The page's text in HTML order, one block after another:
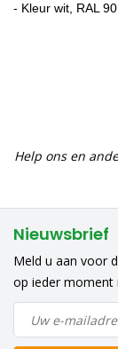
- Kleur wit, RAL
Help ons en
Nieuwsbrief
Meld u aan voor
op ieder moment